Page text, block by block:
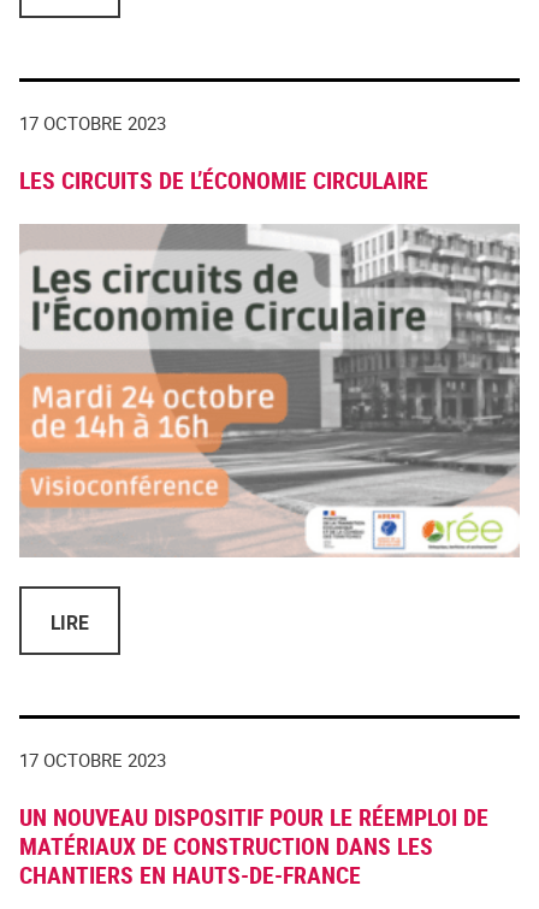
17 OCTOBRE 2023
LES CIRCUITS DE L’ÉCONOMIE CIRCULAIRE
LIRE
17 OCTOBRE 2023
UN NOUVEAU DISPOSITIF POUR LE RÉEMPLOI DE
MATÉRIAUX DE CONSTRUCTION DANS LES
CHANTIERS EN HAUTS-DE-FRANCE